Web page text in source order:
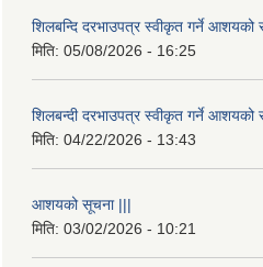
शिलबन्दि दरभाउपत्र स्वीकृत गर्ने आशयको
मिति: 05/08/2026 - 16:25
शिलबन्दी दरभाउपत्र स्वीकृत गर्ने आशयको
मिति: 04/22/2026 - 13:43
आशयको सूचना |||
मिति: 03/02/2026 - 10:21